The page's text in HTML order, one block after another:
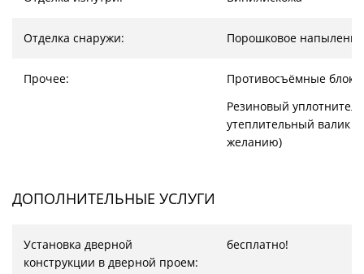
Отделка снаружи: Порошковое напыление
Прочее:
Противосъёмные
Резиновый
утеплительный валик
желанию)
ДОПОЛНИТЕЛЬНЫЕ УСЛУГИ
Установка дверной
конструкции в дверной проем:
бесплатно!